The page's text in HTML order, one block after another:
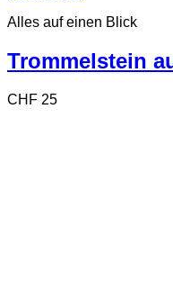
Alles auf einen Blick
Trommelstein
CHF 25